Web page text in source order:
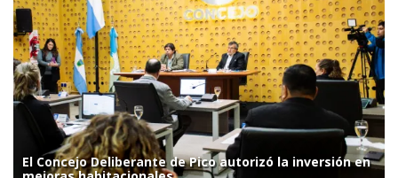
El Concejo Deliberante de Pico autorizó la inversión en